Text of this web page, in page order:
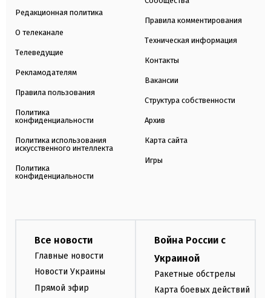
Редакционная политика
О телеканале
Телеведущие
Рекламодателям
Правила пользования
Политика
конфиденциальности
Политика использования
искусственного интеллекта
Политика
конфиденциальности
Правила комментирования
Техническая информация
Контакты
Вакансии
Структура собственности
Архив
Карта сайта
Игры
Все новости
Главные новости
Новости Украины
Прямой эфир
Война России с
Украиной
Ракетные обстрелы
Карта боевых действий